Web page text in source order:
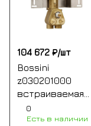
104 672 ₽/шт
Bossini
z030201000
встраиваемая
часть
термостата для
0
Есть в наличии